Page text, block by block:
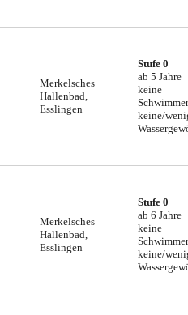
Merkelsches
Hallenbad,
Esslingen
Stufe 0
ab 5 Jahre
keine
keine/
Merkelsches
Hallenbad,
Esslingen
Stufe 0
ab 6 Jahre
keine
keine/